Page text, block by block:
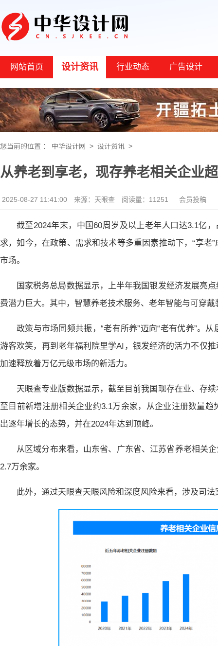
网站首页 设计资讯 行业动态 广告设计
您当前的位置 ： 中华设计网 > 设计资讯 >
从养老到享老，现存养老相关企业
2025-08-27 11:41:00 来源：天眼查 阅读量：11251 会员投稿
截至2024年末，中国60周岁及以上老年人口达3.1亿
求，如今，在政策、需求和技术等多重因素推动下，“享
市场。
国家税务总局数据显示，上半年我国银发经济发展亮
费潜力巨大。其中，智慧养老技术服务、老年智能与可穿
政策与市场同频共振，“老有所养”迈向“老有优养”。
游客欢笑，再到老年福利院里学AI，银发经济的活力不仅
加速释放着万亿元级市场的新活力。
天眼查专业版数据显示，截至目前我国现存在业、存
至目前新增注册相关企业约3.1万余家，从企业注册数量
出逐年增长的态势，并在2024年达到顶峰。
从区域分布来看，山东省、广东省、江苏省养老相关
2.7万余家。
此外，通过天眼查天眼风险和深度风险来看，涉及司